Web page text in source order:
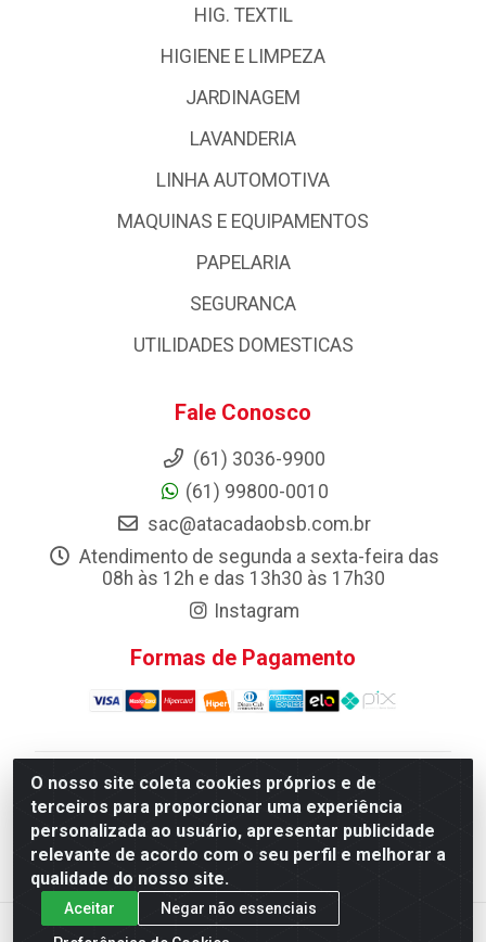
O nosso site coleta cookies próprios e de
terceiros para proporcionar uma experiência
personalizada ao usuário, apresentar publicidade
relevante de acordo com o seu perfil e melhorar a
qualidade do nosso site.
Aceitar
Negar não essenciais
HIG. TEXTIL
HIGIENE E LIMPEZA
JARDINAGEM
LAVANDERIA
LINHA AUTOMOTIVA
MAQUINAS E EQUIPAMENTOS
PAPELARIA
SEGURANCA
UTILIDADES DOMESTICAS
Fale Conosco
(61) 3036-9900
(61) 99800-0010
sac@atacadaobsb.com.br
Atendimento de segunda a sexta-feira das
08h às 12h e das 13h30 às 17h30
Instagram
Formas de Pagamento
Atacadao da Limpeza F. Pereira Queiroz Comercio e
Distribuicao LTDA - Quadra Qi 10 Lotes 39 e, 41 - Setor
Industrial (Taguatinga), Brasília/DF - CEP 72.135-100 -
CNPJ 13.184.675/0001-80